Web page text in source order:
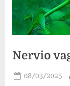
Nervio
Publicado
08/03/2025